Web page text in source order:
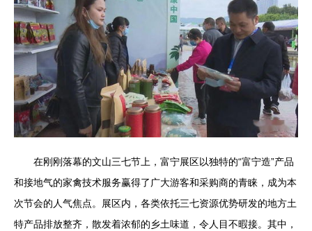
在刚刚落幕的文山三七节上，富宁展区以独特的“富宁造”产品
和接地气的家禽技术服务赢得了广大游客和采购商的青睐，成为本
次节会的人气焦点。展区内，各类依托三七资源优势研发的地方土
特产品排放整齐，散发着浓郁的乡土味道，令人目不暇接。其中，